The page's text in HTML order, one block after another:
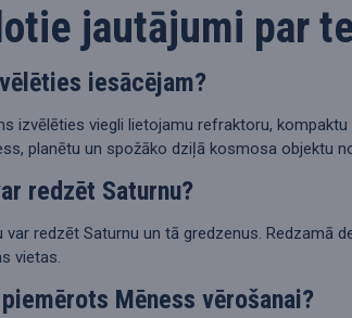
jautājumi par
iesācējam?
izvēlēties viegli lietojamu refraktoru,
planētu un spožāko dziļā kosmosa objektu
redzēt Saturnu?
redzēt Saturnu un tā gredzenus. Redzamā
vietas.
Mēness vērošanai?